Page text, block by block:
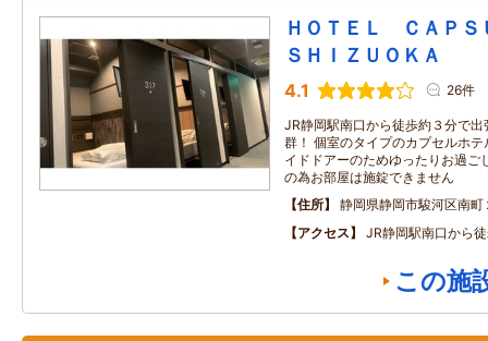
ＨＯＴＥＬ ＣＡＰ
ＳＨＩＺＵＯＫＡ
4.1 26件
JR静岡駅南口から徒歩約３分で
群！ 個室のタイプのカプセルホ
イドドアーのためゆったりお過ご
の為お部屋は施錠できません
住所
静岡県静岡市駿河区南町
アクセス
JR静岡駅南口から
この施